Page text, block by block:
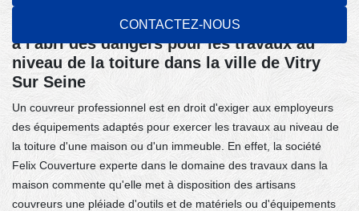
CONTACTEZ-NOUS
Les équipements adéquats pour se mettre
à l'abri des dangers pour les travaux au
niveau de la toiture dans la ville de Vitry
Sur Seine
Un couvreur professionnel est en droit d'exiger aux employeurs
des équipements adaptés pour exercer les travaux au niveau de
la toiture d'une maison ou d'un immeuble. En effet, la société
Felix Couverture experte dans le domaine des travaux dans la
maison commente qu'elle met à disposition des artisans
couvreurs une pléiade d'outils et de matériels ou d'équipements